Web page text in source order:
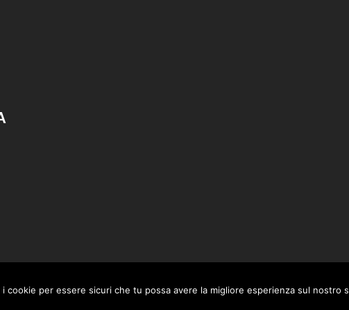
Digitalab360
i cookie per essere sicuri che tu possa avere la migliore esperienza sul nostro